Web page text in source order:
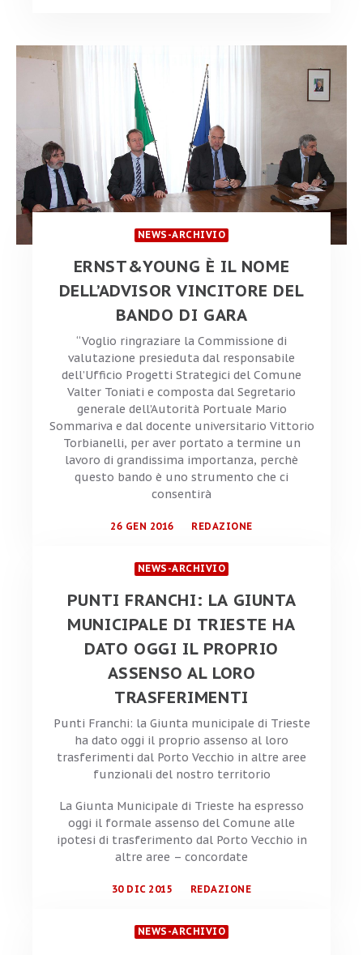
NEWS-ARCHIVIO
ERNST&YOUNG È IL NOME
DELL’ADVISOR VINCITORE DEL
BANDO DI GARA
“Voglio ringraziare la Commissione di
valutazione presieduta dal responsabile
dell’Ufficio Progetti Strategici del Comune
Valter Toniati e composta dal Segretario
generale dell’Autorità Portuale Mario
Sommariva e dal docente universitario Vittorio
Torbianelli, per aver portato a termine un
lavoro di grandissima importanza, perchè
questo bando è uno strumento che ci
consentirà
26 GEN 2016 REDAZIONE
NEWS-ARCHIVIO
PUNTI FRANCHI: LA GIUNTA
MUNICIPALE DI TRIESTE HA
DATO OGGI IL PROPRIO
ASSENSO AL LORO
TRASFERIMENTI
Punti Franchi: la Giunta municipale di Trieste
ha dato oggi il proprio assenso al loro
trasferimenti dal Porto Vecchio in altre aree
funzionali del nostro territorio
La Giunta Municipale di Trieste ha espresso
oggi il formale assenso del Comune alle
ipotesi di trasferimento dal Porto Vecchio in
altre aree – concordate
30 DIC 2015 REDAZIONE
NEWS-ARCHIVIO